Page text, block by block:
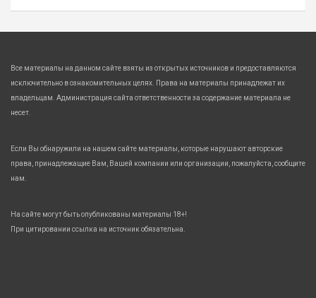
Все материалы на данном сайте взяты из открытых источников и предоставляются
исключительно в ознакомительных целях. Права на материалы принадлежат их
владельцам. Администрация сайта ответственности за содержание материала не
несет.
Если Вы обнаружили на нашем сайте материалы, которые нарушают авторские
права, принадлежащие Вам, Вашей компании или организации, пожалуйста, сообщите
нам.
На сайте могут быть опубликованы материалы 18+!
При цитировании ссылка на источник обязательна.